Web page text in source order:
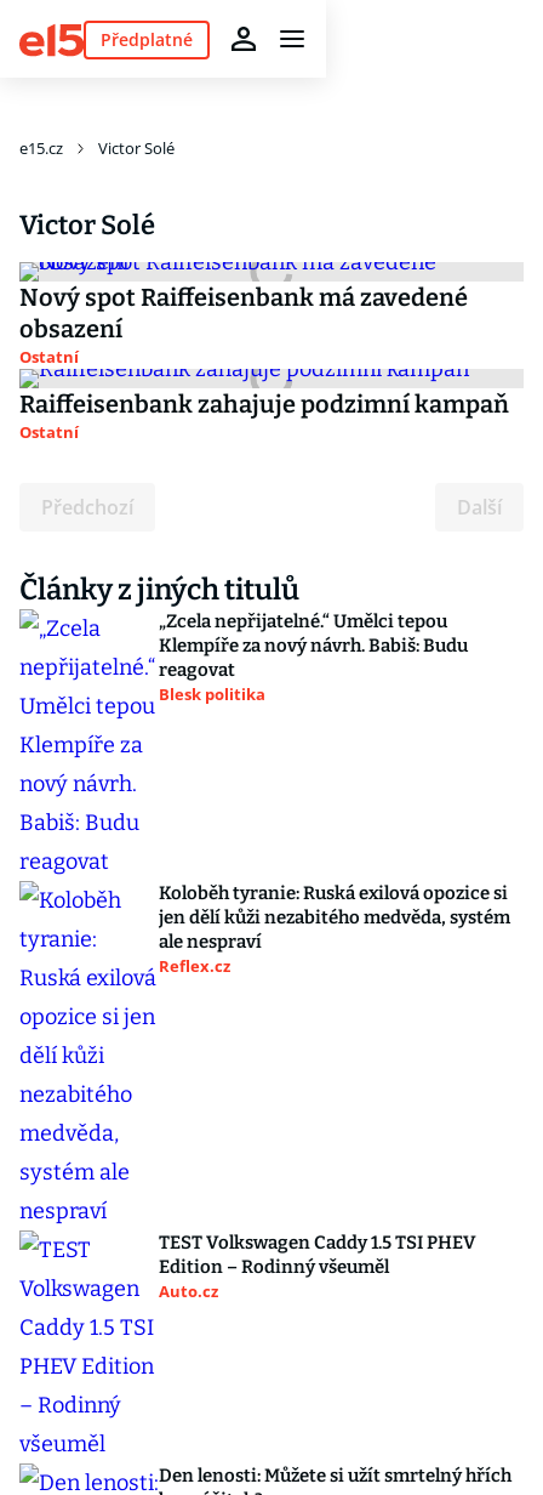
Předplatné
e15.cz Victor Solé
Victor Solé
Nový spot Raiffeisenbank má zavedené
obsazení
Ostatní
Raiffeisenbank zahajuje podzimní kampaň
Ostatní
Předchozí Další
Články z jiných titulů
„Zcela nepřijatelné.“ Umělci tepou
Klempíře za nový návrh. Babiš: Budu
reagovat
Blesk politika
Koloběh tyranie: Ruská exilová opozice si
jen dělí kůži nezabitého medvěda, systém
ale nespraví
Reflex.cz
TEST Volkswagen Caddy 1.5 TSI PHEV
Edition – Rodinný všeuměl
Auto.cz
Den lenosti: Můžete si užít smrtelný hřích